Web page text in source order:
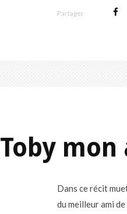
Partager
Toby
Dans ce récit
du meilleur ami de